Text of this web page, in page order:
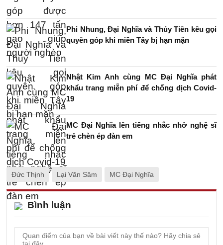
Phi Nhung, Đại Nghĩa và Thủy Tiên kêu gọi
quyên góp khi miền Tây bị hạn mặn
Nhật Kim Anh cùng MC Đại Nghĩa phát
khẩu trang miễn phí để chống dịch Covid-
19
MC Đại Nghĩa lên tiếng nhắc nhở nghệ sĩ
trẻ chèn ép đàn em
Đức Thịnh Lại Văn Sâm MC Đại Nghĩa
Bình luận